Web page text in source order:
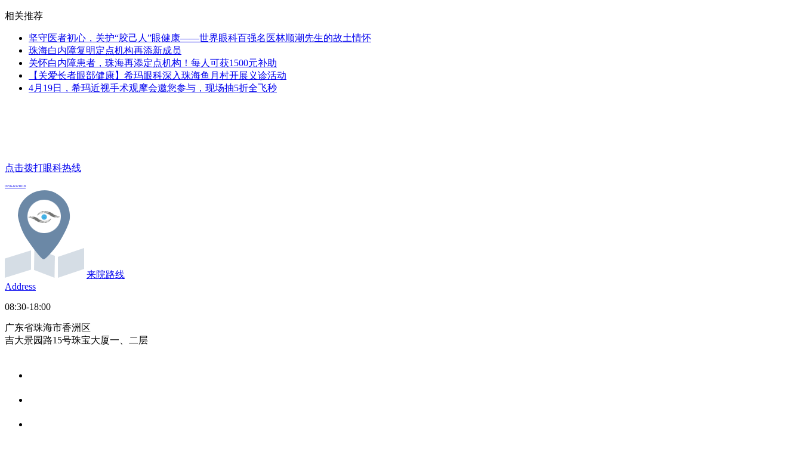
相关推荐
坚守医者初心，关护“胶己人”眼健康——世界眼科百强名医林顺潮先生的故土情怀
珠海白内障复明定点机构再添新成员
关怀白内障患者，珠海再添定点机构！每人可获1500元补助
【关爱长者眼部健康】希玛眼科深入珠海鱼月村开展义诊活动
4月19日，希玛近视手术观摩会邀您参与，现场抽5折全飞秒
点击拨打眼科热线
0756-6321018
来院路线
Address
08:30-18:00
广东省珠海市香洲区
吉大景园路15号珠宝大厦一、二层